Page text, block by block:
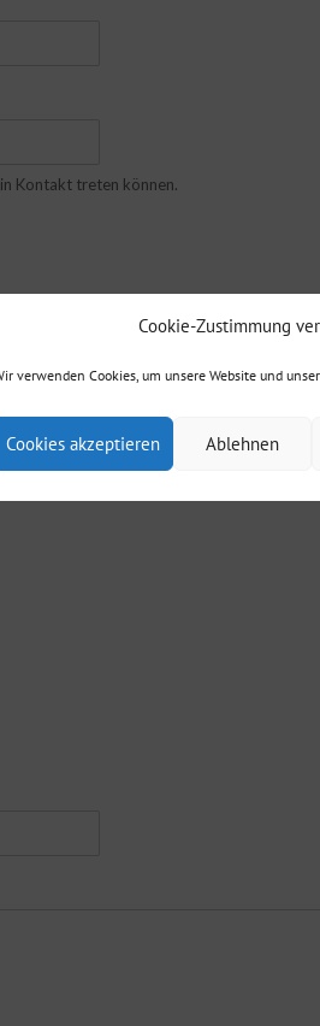
Cookie-Zustimmung
verwenden Cookies, um unsere Website und
Cookies akzeptieren Ablehnen
Kontakt treten können.